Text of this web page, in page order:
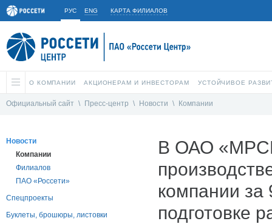
РУС ENG КАРТА ФИЛИАЛОВ
О КОМПАНИИ АКЦИОНЕРАМ И ИНВЕСТОРАМ УСТОЙЧИВОЕ
Официальный сайт \ Пресс-центр \ Новости \ Компании
Новости
Компании
Филиалов
ПАО «Россети»
Спецпроекты
Буклеты, брошюры, листовки
В ОАО
компании за
подготовке